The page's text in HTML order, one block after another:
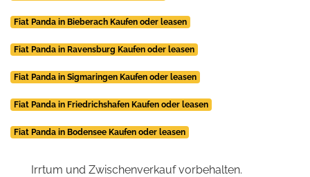
Fiat Panda in Bieberach Kaufen oder leasen
Fiat Panda in Ravensburg Kaufen oder leasen
Fiat Panda in Sigmaringen Kaufen oder leasen
Fiat Panda in Friedrichshafen Kaufen oder leasen
Fiat Panda in Bodensee Kaufen oder leasen
Irrtum und Zwischenverkauf vorbehalten.